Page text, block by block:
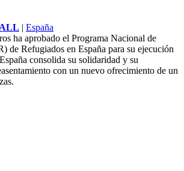
España
ha aprobado el Programa Nacional de
de Refugiados en España para su ejecución
consolida su solidaridad y su
con un nuevo ofrecimiento de un